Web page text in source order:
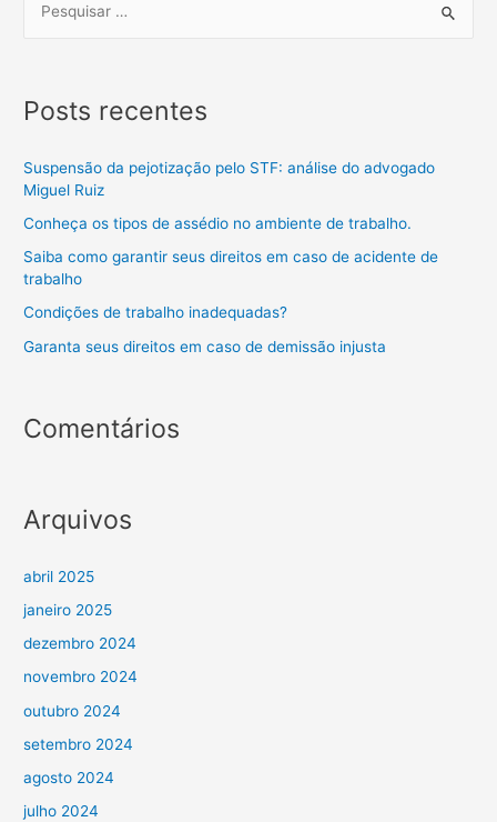
Posts recentes
Suspensão da pejotização pelo STF: análise do advogado
Miguel Ruiz
Conheça os tipos de assédio no ambiente de trabalho.
Saiba como garantir seus direitos em caso de acidente de
trabalho
Condições de trabalho inadequadas?
Garanta seus direitos em caso de demissão injusta
Comentários
Arquivos
abril 2025
janeiro 2025
dezembro 2024
novembro 2024
outubro 2024
setembro 2024
agosto 2024
julho 2024